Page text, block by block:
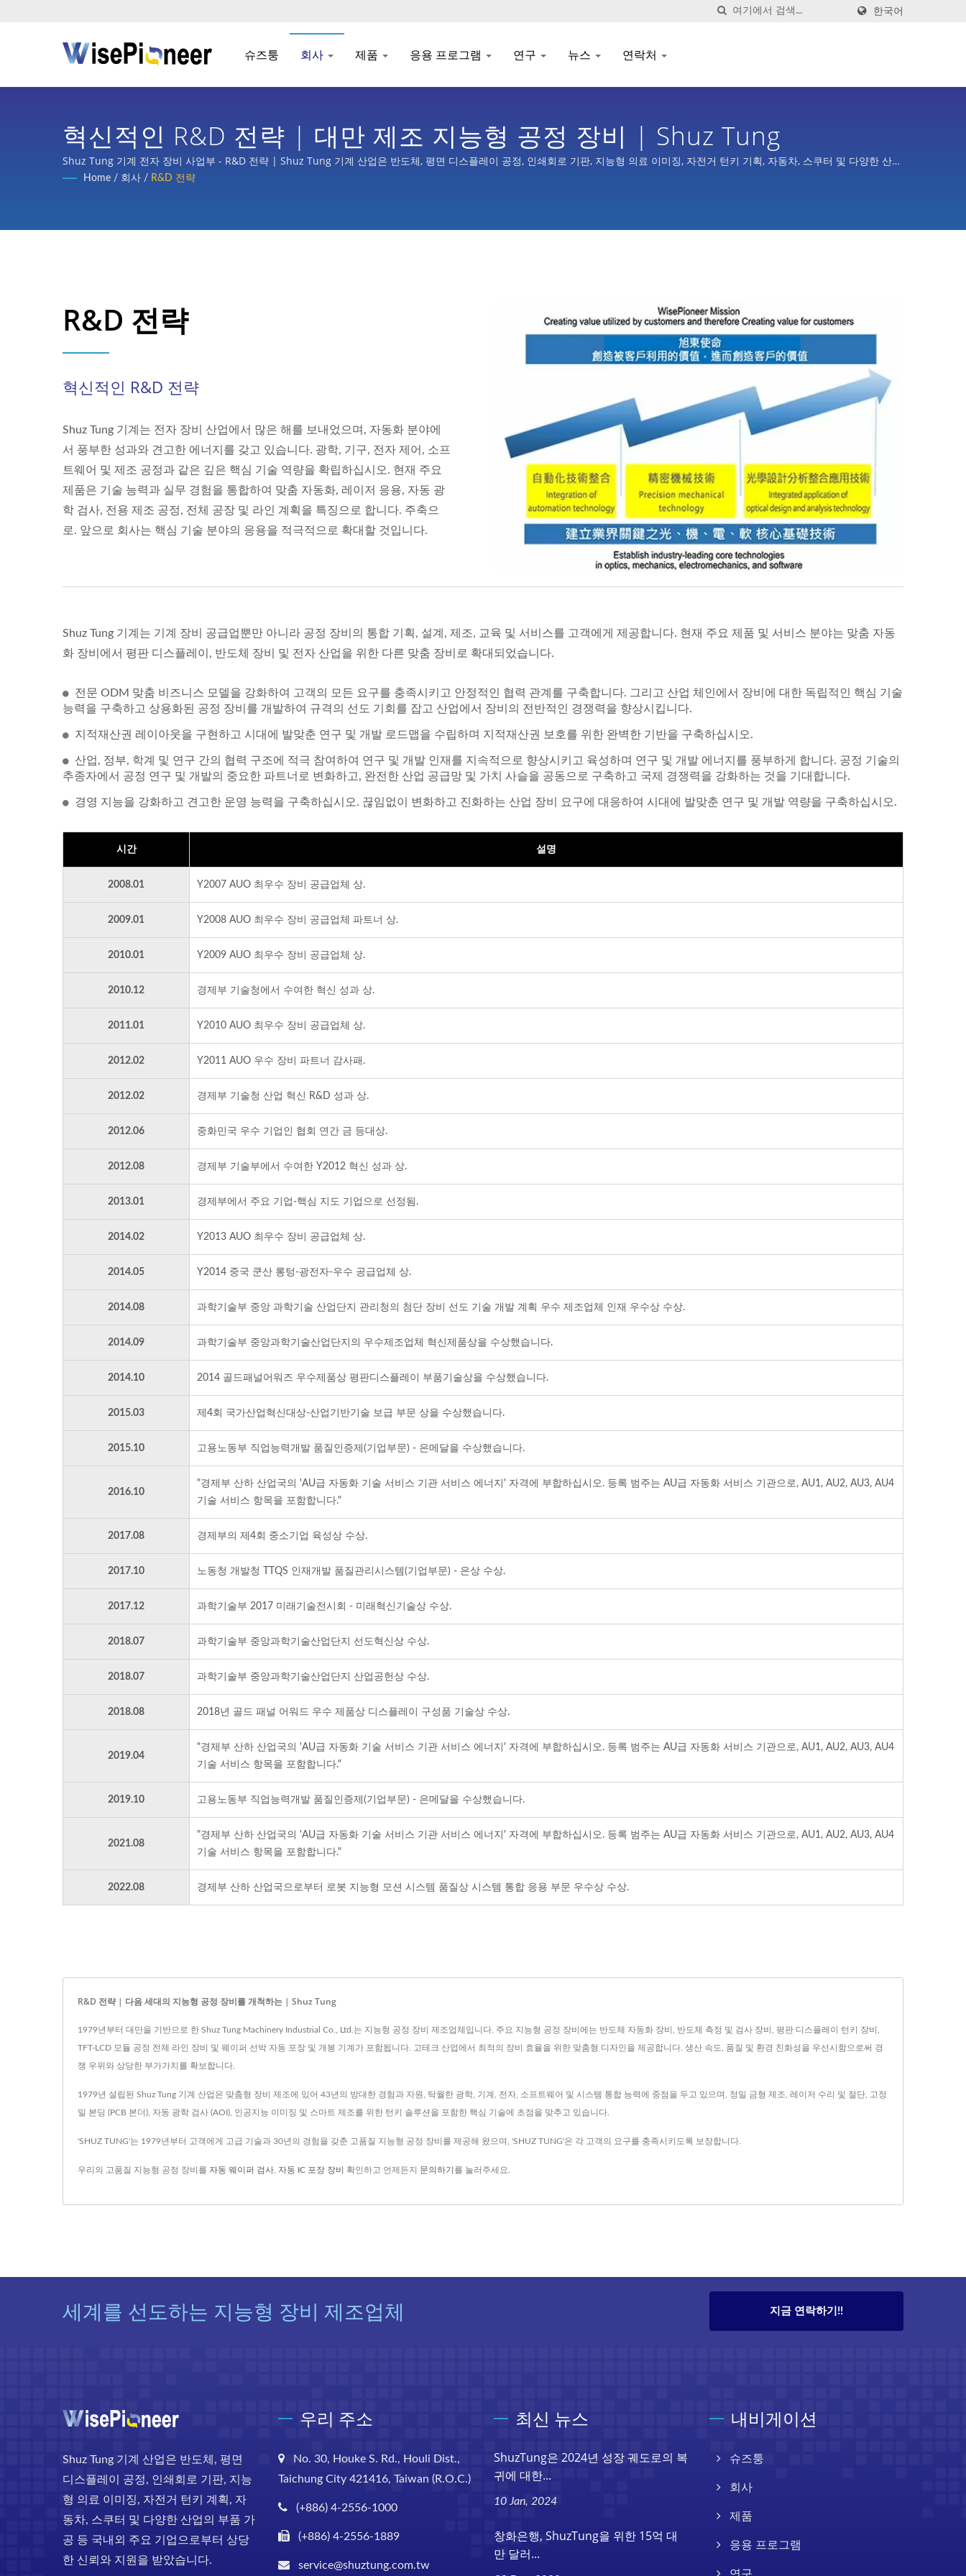
한국어
슈즈퉁 회사 제품 응용 프로그램 연구 뉴스 연락처
혁신적인 R&D 전략 | 대만 제조 지능형 공정 장비 | Shuz Tung
Shuz Tung 기계 전자 장비 사업부 - R&D 전략 | Shuz Tung 기계 산업은 반도체, 평면 디스플레이 공정, 인쇄회로 기판, 지능형 의료 이미징, 자전거 턴키 기획, 자동차, 스쿠터 및 다양한 산업
의 부품 가공 등 국내외 주요 기업으로부터 상당한 신뢰와 지원을 받았습니다.
Home / 회사 / R&D 전략
R&D 전략
혁신적인 R&D 전략
Shuz Tung 기계는 전자 장비 산업에서 많은 해를 보내었으며, 자동화 분야에
서 풍부한 성과와 견고한 에너지를 갖고 있습니다. 광학, 기구, 전자 제어, 소프
트웨어 및 제조 공정과 같은 깊은 핵심 기술 역량을 확립하십시오. 현재 주요
제품은 기술 능력과 실무 경험을 통합하여 맞춤 자동화, 레이저 응용, 자동 광
학 검사, 전용 제조 공정, 전체 공장 및 라인 계획을 특징으로 합니다. 주축으
로. 앞으로 회사는 핵심 기술 분야의 응용을 적극적으로 확대할 것입니다.
Shuz Tung 기계는 기계 장비 공급업뿐만 아니라 공정 장비의 통합 기획, 설계, 제조, 교육 및 서비스를 고객에게 제공합니다. 현재 주요 제품 및 서비스 분야는 맞춤 자동
화 장비에서 평판 디스플레이, 반도체 장비 및 전자 산업을 위한 다른 맞춤 장비로 확대되었습니다.
전문 ODM 맞춤 비즈니스 모델을 강화하여 고객의 모든 요구를 충족시키고 안정적인 협력 관계를 구축합니다. 그리고 산업 체인에서 장비에 대한 독립적인 핵심 기술
능력을 구축하고 상용화된 공정 장비를 개발하여 규격의 선도 기회를 잡고 산업에서 장비의 전반적인 경쟁력을 향상시킵니다.
지적재산권 레이아웃을 구현하고 시대에 발맞춘 연구 및 개발 로드맵을 수립하며 지적재산권 보호를 위한 완벽한 기반을 구축하십시오.
산업, 정부, 학계 및 연구 간의 협력 구조에 적극 참여하여 연구 및 개발 인재를 지속적으로 향상시키고 육성하며 연구 및 개발 에너지를 풍부하게 합니다. 공정 기술의
추종자에서 공정 연구 및 개발의 중요한 파트너로 변화하고, 완전한 산업 공급망 및 가치 사슬을 공동으로 구축하고 국제 경쟁력을 강화하는 것을 기대합니다.
경영 지능을 강화하고 견고한 운영 능력을 구축하십시오. 끊임없이 변화하고 진화하는 산업 장비 요구에 대응하여 시대에 발맞춘 연구 및 개발 역량을 구축하십시오.
시간 설명
2008.01 Y2007 AUO 최우수 장비 공급업체 상.
2009.01 Y2008 AUO 최우수 장비 공급업체 파트너 상.
2010.01 Y2009 AUO 최우수 장비 공급업체 상.
2010.12 경제부 기술청에서 수여한 혁신 성과 상.
2011.01 Y2010 AUO 최우수 장비 공급업체 상.
2012.02 Y2011 AUO 우수 장비 파트너 감사패.
2012.02 경제부 기술청 산업 혁신 R&D 성과 상.
2012.06 중화민국 우수 기업인 협회 연간 금 등대상.
2012.08 경제부 기술부에서 수여한 Y2012 혁신 성과 상.
2013.01 경제부에서 주요 기업-핵심 지도 기업으로 선정됨.
2014.02 Y2013 AUO 최우수 장비 공급업체 상.
2014.05 Y2014 중국 쿤산 롱텅-광전자-우수 공급업체 상.
2014.08 과학기술부 중앙 과학기술 산업단지 관리청의 첨단 장비 선도 기술 개발 계획 우수 제조업체 인재 우수상 수상.
2014.09 과학기술부 중앙과학기술산업단지의 우수제조업체 혁신제품상을 수상했습니다.
2014.10 2014 골드패널어워즈 우수제품상 평판디스플레이 부품기술상을 수상했습니다.
2015.03 제4회 국가산업혁신대상-산업기반기술 보급 부문 상을 수상했습니다.
2015.10 고용노동부 직업능력개발 품질인증제(기업부문) - 은메달을 수상했습니다.
2016.10
"경제부 산하 산업국의 'AU급 자동화 기술 서비스 기관 서비스 에너지' 자격에 부합하십시오. 등록 범주는 AU급 자동화 서비스 기관으로, AU1, AU2, AU3, AU4
기술 서비스 항목을 포함합니다."
2017.08 경제부의 제4회 중소기업 육성상 수상.
2017.10 노동청 개발청 TTQS 인재개발 품질관리시스템(기업부문) - 은상 수상.
2017.12 과학기술부 2017 미래기술전시회 - 미래혁신기술상 수상.
2018.07 과학기술부 중앙과학기술산업단지 선도혁신상 수상.
2018.07 과학기술부 중앙과학기술산업단지 산업공헌상 수상.
2018.08 2018년 골드 패널 어워드 우수 제품상 디스플레이 구성품 기술상 수상.
2019.04
"경제부 산하 산업국의 'AU급 자동화 기술 서비스 기관 서비스 에너지' 자격에 부합하십시오. 등록 범주는 AU급 자동화 서비스 기관으로, AU1, AU2, AU3, AU4
기술 서비스 항목을 포함합니다."
2019.10 고용노동부 직업능력개발 품질인증제(기업부문) - 은메달을 수상했습니다.
2021.08
"경제부 산하 산업국의 'AU급 자동화 기술 서비스 기관 서비스 에너지' 자격에 부합하십시오. 등록 범주는 AU급 자동화 서비스 기관으로, AU1, AU2, AU3, AU4
기술 서비스 항목을 포함합니다."
2022.08 경제부 산하 산업국으로부터 로봇 지능형 모션 시스템 품질상 시스템 통합 응용 부문 우수상 수상.
R&D 전략 | 다음 세대의 지능형 공정 장비를 개척하는 | Shuz Tung
1979년부터 대만을 기반으로 한 Shuz Tung Machinery Industrial Co., Ltd.는 지능형 공정 장비 제조업체입니다. 주요 지능형 공정 장비에는 반도체 자동화 장비, 반도체 측정 및 검사 장비, 평판 디스플레이 턴키 장비,
TFT-LCD 모듈 공정 전체 라인 장비 및 웨이퍼 선박 자동 포장 및 개봉 기계가 포함됩니다. 고테크 산업에서 최적의 장비 효율을 위한 맞춤형 디자인을 제공합니다. 생산 속도, 품질 및 환경 친화성을 우선시함으로써 경
쟁 우위와 상당한 부가가치를 확보합니다.
1979년 설립된 Shuz Tung 기계 산업은 맞춤형 장비 제조에 있어 43년의 방대한 경험과 자원, 탁월한 광학, 기계, 전자, 소프트웨어 및 시스템 통합 능력에 중점을 두고 있으며, 정밀 금형 제조, 레이저 수리 및 절단, 고정
밀 본딩 (PCB 본더), 자동 광학 검사 (AOI), 인공지능 이미징 및 스마트 제조를 위한 턴키 솔루션을 포함한 핵심 기술에 초점을 맞추고 있습니다.
'SHUZ TUNG'는 1979년부터 고객에게 고급 기술과 30년의 경험을 갖춘 고품질 지능형 공정 장비를 제공해 왔으며, 'SHUZ TUNG'은 각 고객의 요구를 충족시키도록 보장합니다.
우리의 고품질 지능형 공정 장비를 자동 웨이퍼 검사, 자동 IC 포장 장비 확인하고 언제든지 문의하기 를 눌러주세요.
세계를 선도하는 지능형 장비 제조업체 지금 연락하기!!
Shuz Tung 기계 산업은 반도체, 평면
디스플레이 공정, 인쇄회로 기판, 지능
형 의료 이미징, 자전거 턴키 계획, 자
동차, 스쿠터 및 다양한 산업의 부품 가
공 등 국내외 주요 기업으로부터 상당
한 신뢰와 지원을 받았습니다.
우리 주소
No. 30, Houke S. Rd., Houli Dist.,
Taichung City 421416, Taiwan (R.O.C.)
(+886) 4-2556-1000
(+886) 4-2556-1889
service@shuztung.com.tw
최신 뉴스
ShuzTung은 2024년 성장 궤도로의 복
귀에 대한...
10 Jan, 2024
창화은행, ShuzTung을 위한 15억 대
만 달러...
내비게이션
슈즈퉁
회사
제품
응용 프로그램